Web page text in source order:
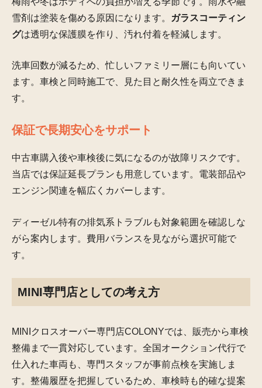
雪剤は塗装を傷める原因になります。
ガラスコーティン
グは透明な保護膜を作り、汚れ付着を軽減します。
洗車回数が減るため、忙しいファミリー層にも向いてい
ます。車検と同時施工で、見た目と耐久性を両立できま
す。
保証で長期安心をサポート
中古車購入後や車検後に気になるのが故障リスクです。
当店では保証延長プランも用意しています。電装部品や
エンジン関連を幅広くカバーします。
ディーゼル特有の排気系トラブルも対象範囲を確認しな
がら案内します。費用バランスを見ながら選択可能で
す。
MINI専門店としての考え方
MINIクロスオーバー専門店COLONYでは、販売から車検
整備まで一貫対応しています。全国オークション代行で
仕入れた車両も、専門スタッフが事前点検を実施しま
す。整備履歴を把握しているため、車検時も的確な提案